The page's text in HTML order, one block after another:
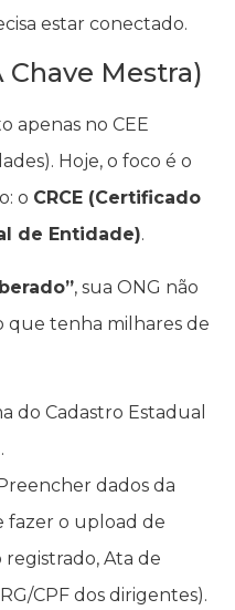
estar conectado.
Chave Mestra)
apenas no CEE
Hoje, o foco é o
o CRCE (Certificado
de Entidade).
, sua ONG não
que tenha milhares de
do Cadastro Estadual
dados da
fazer o upload de
Ata de
CPF dos dirigentes).